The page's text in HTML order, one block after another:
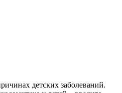
детских заболеваний.